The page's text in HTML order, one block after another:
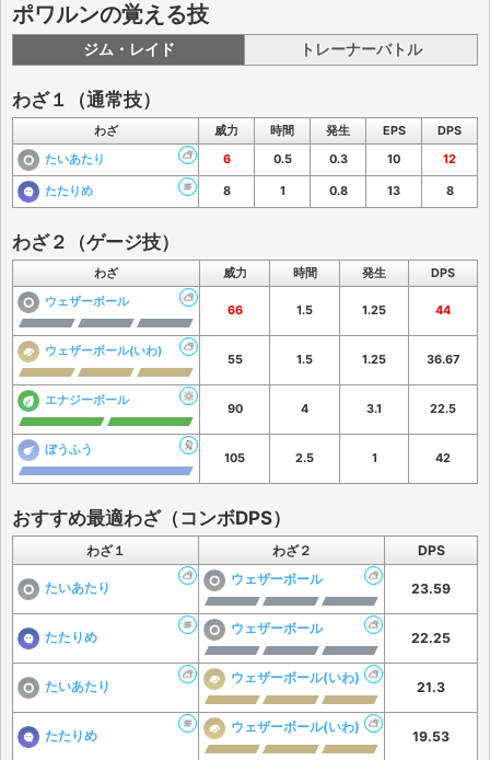
ポワルンの覚える技
ジム・レイド トレーナーバトル
わざ１（通常技）
わざ 威力 時間 発生 EPS
DPS
たいあたり
6 0.5 0.3 10 12
たたりめ 8 1 0.8 13 8
わざ２（ゲージ技）
わざ 威力 時間 発生
DPS
ウェザーボール
66 1.5 1.25 44
ウェザーボール(いわ)
55 1.5 1.25 36.67
エナジーボール
90 4 3.1 22.5
ぼうふう
105 2.5 1 42
おすすめ最適わざ（コンボDPS）
わざ１ わざ２ DPS
たいあたり
ウェザーボール
23.59
たたりめ
ウェザーボール
22.25
たいあたり
ウェザーボール(いわ)
21.3
たたりめ
ウェザーボール(いわ)
19.53